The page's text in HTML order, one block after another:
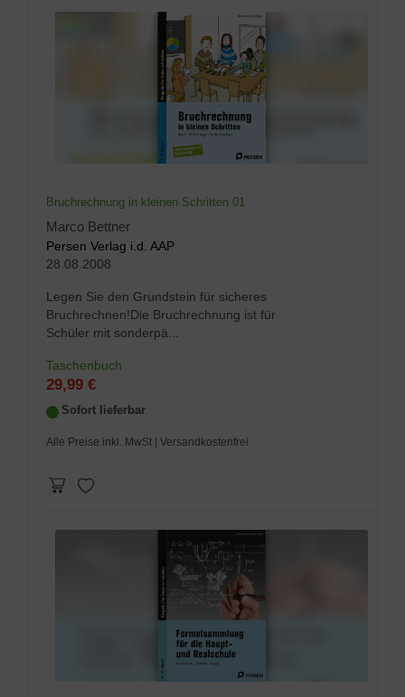
Bruchrechnung in kleinen Schritten 01
Marco Bettner
Persen Verlag i.d. AAP
28.08.2008
Legen Sie den Grundstein für sicheres
Bruchrechnen!Die Bruchrechnung ist für
Schüler mit sonderpä...
Taschenbuch
29,99 €
Sofort lieferbar
Alle Preise inkl. MwSt | Versandkostenfrei